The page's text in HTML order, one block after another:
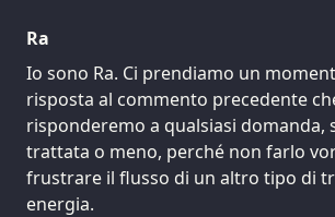
Ra
Io sono Ra. Ci prendiamo un
risposta al commento precedente
risponderemo a qualsiasi domanda,
trattata o meno, perché non farlo
frustrare il flusso di un altro tipo di
energia.